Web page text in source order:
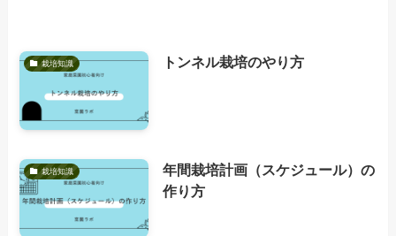
栽培知識 トンネル栽培のやり方
栽培知識
年間栽培計画（スケジュール）の
作り方